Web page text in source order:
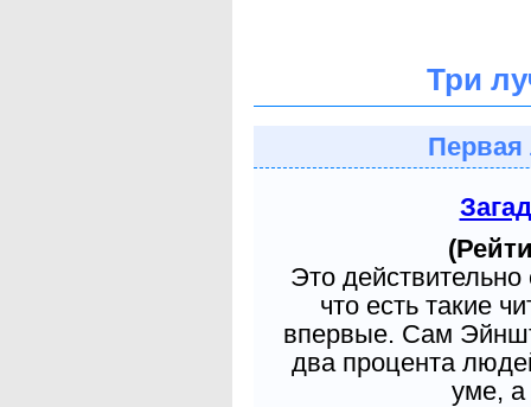
Три
Первая
Это
что есть такие
впервые. Сам
два процента
уме, а